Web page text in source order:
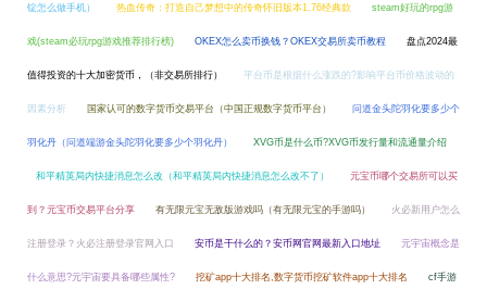
锭怎么做手机） 热血传奇：打造自己梦想中的传奇怀旧版本1.76经典款 steam好玩的rpg游
戏(steam必玩rpg游戏推荐排行榜) OKEX怎么卖币换钱？OKEX交易所卖币教程 盘点2024最
值得投资的十大加密货币，（非交易所排行） 平台币是根据什么涨跌的?影响平台币价格波动的
因素分析 国家认可的数字货币交易平台（中国正规数字货币平台） 问道金头陀羽化要多少个
羽化丹（问道端游金头陀羽化要多少个羽化丹） XVG币是什么币?XVG币发行量和流通量介绍
和平精英局内快捷消息怎么改（和平精英局内快捷消息怎么改不了） 元宝币哪个交易所可以买
到？元宝币交易平台分享 有无限元宝无敌版游戏吗（有无限元宝的手游吗） 火必新用户怎么
注册登录？火必注册登录官网入口 安币是干什么的？安币网官网最新入口地址 元宇宙概念是
什么意思?元宇宙要具备哪些属性? 挖矿app十大排名,数字货币挖矿软件app十大排名 cf手游